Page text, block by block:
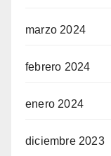
marzo 2024
febrero 2024
enero 2024
diciembre 2023